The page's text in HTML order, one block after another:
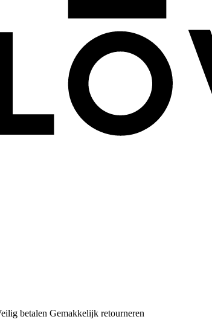
betalen Gemakkelijk retourneren